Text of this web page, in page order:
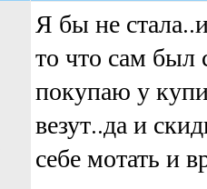
Я бы не
то что сам был
покупаю у
везут..да и
себе мотать и